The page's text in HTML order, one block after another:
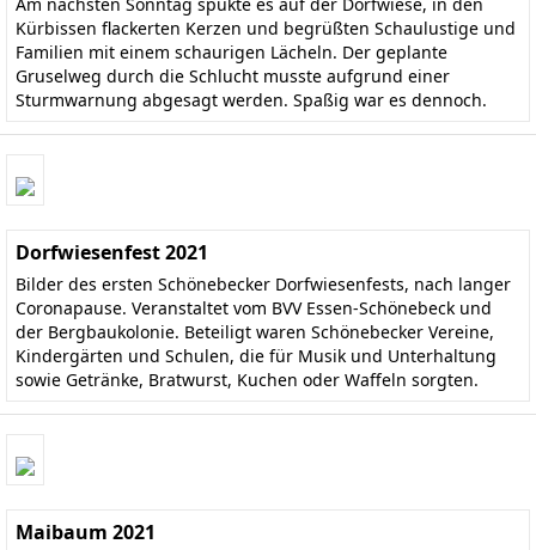
Kürbissen flackerten Kerzen und begrüßten Schaulustige und
Familien mit einem schaurigen Lächeln. Der geplante
Gruselweg durch die Schlucht musste aufgrund einer
Sturmwarnung abgesagt werden. Spaßig war es dennoch.
Dorfwiesenfest 2021
Bilder des ersten Schönebecker Dorfwiesenfests, nach langer
Coronapause. Veranstaltet vom BVV Essen-Schönebeck und
der Bergbaukolonie. Beteiligt waren Schönebecker Vereine,
Kindergärten und Schulen, die für Musik und Unterhaltung
sowie Getränke, Bratwurst, Kuchen oder Waffeln sorgten.
Maibaum 2021